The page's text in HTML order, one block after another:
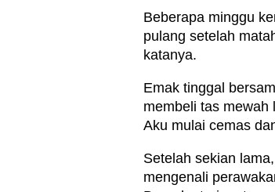
Beberapa minggu
pulang setelah
katanya.
Emak tinggal
membeli tas mewah
Aku mulai cemas
Setelah sekian
mengenali